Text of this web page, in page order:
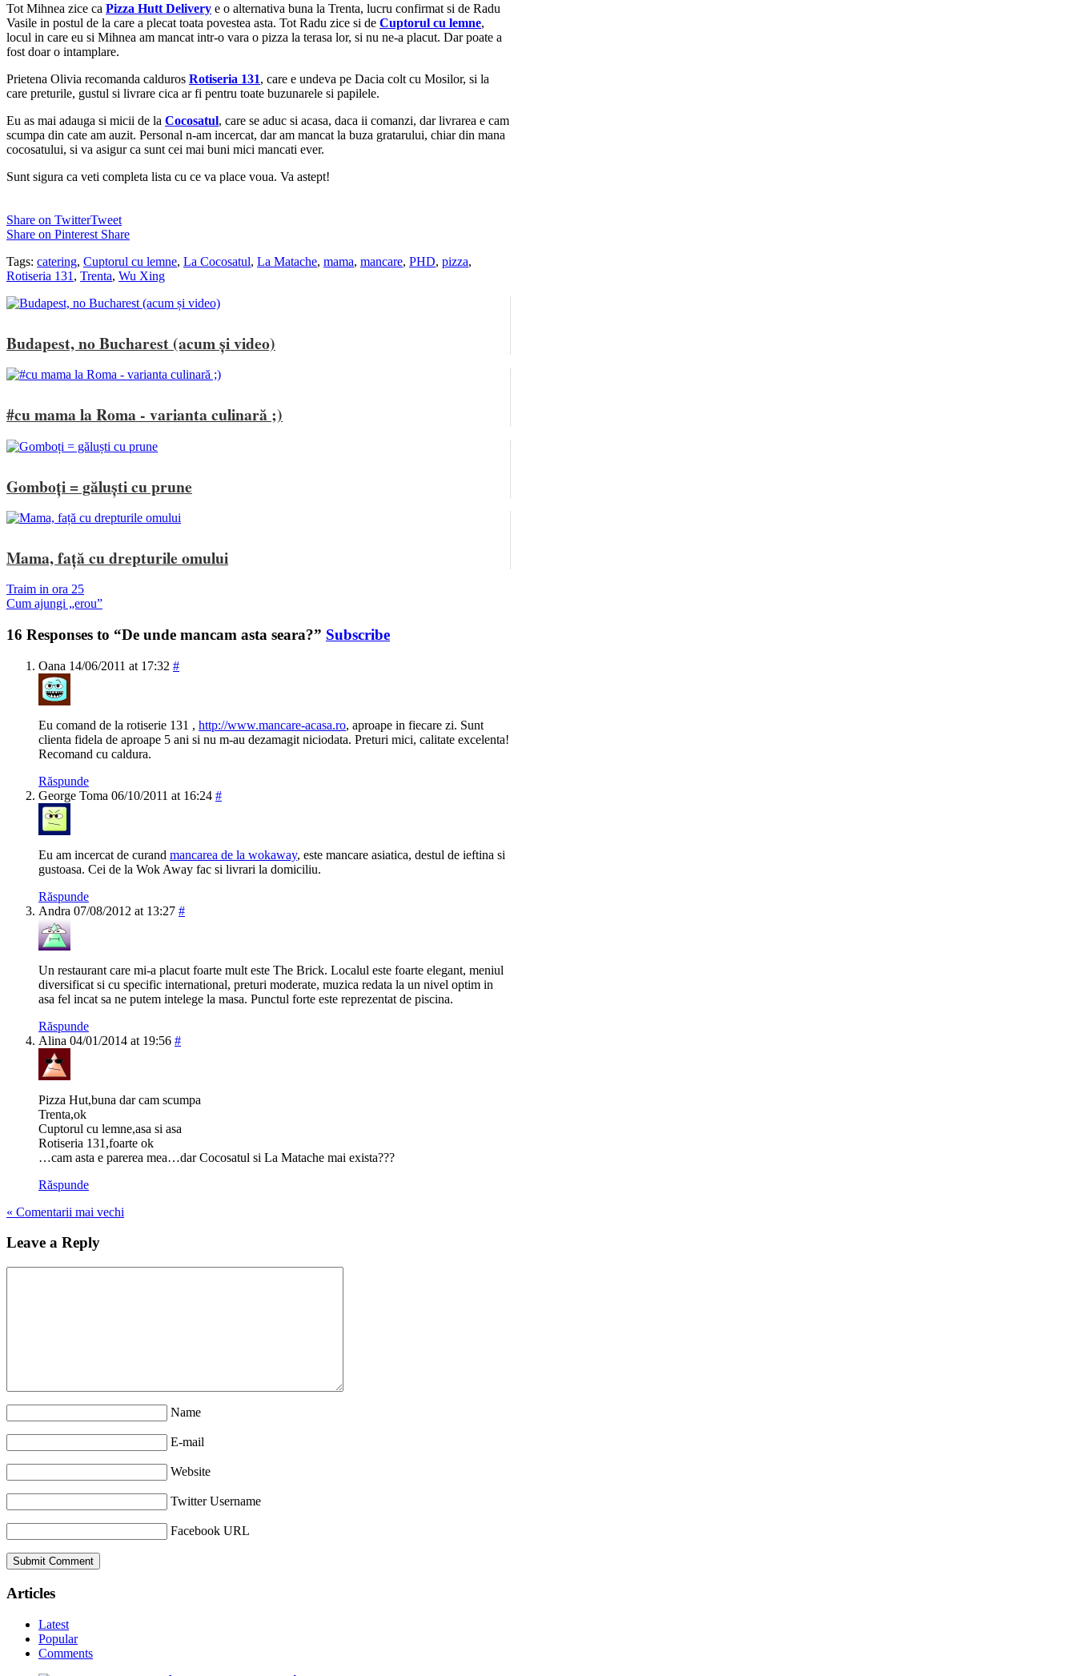
Tot Mihnea zice ca Pizza Hutt Delivery e o alternativa buna la Trenta, lucru confirmat si de Radu
Vasile in postul de la care a plecat toata povestea asta. Tot Radu zice si de Cuptorul cu lemne,
locul in care eu si Mihnea am mancat intr-o vara o pizza la terasa lor, si nu ne-a placut. Dar poate a
fost doar o intamplare.
Prietena Olivia recomanda calduros Rotiseria 131, care e undeva pe Dacia colt cu Mosilor, si la
care preturile, gustul si livrare cica ar fi pentru toate buzunarele si papilele.
Eu as mai adauga si micii de la Cocosatul, care se aduc si acasa, daca ii comanzi, dar livrarea e cam
scumpa din cate am auzit. Personal n-am incercat, dar am mancat la buza gratarului, chiar din mana
cocosatului, si va asigur ca sunt cei mai buni mici mancati ever.
Sunt sigura ca veti completa lista cu ce va place voua. Va astept!
Share on TwitterTweet
Share on Pinterest Share
Tags: catering, Cuptorul cu lemne, La Cocosatul, La Matache, mama, mancare, PHD, pizza,
Rotiseria 131 , Trenta, Wu Xing
Budapest, no Bucharest (acum și video)
#cu mama la Roma - varianta culinară ;)
Gomboți = găluști cu prune
Mama, față cu drepturile omului
Traim in ora 25
Cum ajungi „erou”
16 Responses to “De unde mancam asta seara?” Subscribe
Oana 14/06/2011 at 17:32 #
Eu comand de la rotiserie 131 , http://www.mancare-acasa.ro, aproape in fiecare zi. Sunt
clienta fidela de aproape 5 ani si nu m-au dezamagit niciodata. Preturi mici, calitate excelenta!
Recomand cu caldura.
Răspunde
George Toma 06/10/2011 at 16:24 #
Eu am incercat de curand mancarea de la wokaway, este mancare asiatica, destul de ieftina si
gustoasa. Cei de la Wok Away fac si livrari la domiciliu.
Răspunde
Andra 07/08/2012 at 13:27 #
Un restaurant care mi-a placut foarte mult este The Brick. Localul este foarte elegant, meniul
diversificat si cu specific international, preturi moderate, muzica redata la un nivel optim in
asa fel incat sa ne putem intelege la masa. Punctul forte este reprezentat de piscina.
Răspunde
Alina 04/01/2014 at 19:56 #
Pizza Hut,buna dar cam scumpa
Trenta,ok
Cuptorul cu lemne,asa si asa
Rotiseria 131,foarte ok
…cam asta e parerea mea…dar Cocosatul si La Matache mai exista???
Răspunde
« Comentarii mai vechi
Leave a Reply
Name
E-mail
Website
Twitter Username
Facebook URL
Articles
Latest
Popular
Comments